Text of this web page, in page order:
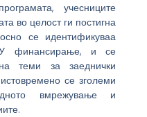
учесниците
во целост ги постигна
се идентификуваа
финансирање, и се
теми за заеднички
се зголеми
вмрежување и